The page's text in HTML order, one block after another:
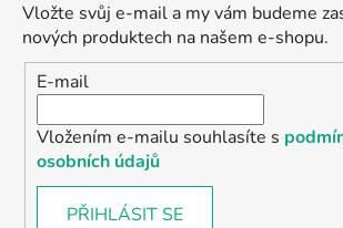
Vložte svůj e-mail a my vám budeme
nových produktech na našem e-shopu.
E-mail
Vložením e-mailu souhlasíte s
osobních údajů
PŘIHLÁSIT SE